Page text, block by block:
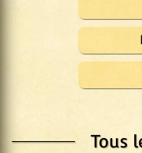
Tous